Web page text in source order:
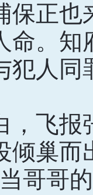
保正
命。知
犯人
飞报
倾巢
哥哥